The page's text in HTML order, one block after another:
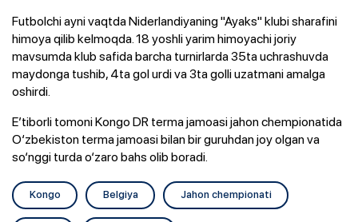
Futbolchi ayni vaqtda Niderlandiyaning "Ayaks" klubi sharafini
himoya qilib kelmoqda. 18 yoshli yarim himoyachi joriy
mavsumda klub safida barcha turnirlarda 35ta uchrashuvda
maydonga tushib, 4ta gol urdi va 3ta golli uzatmani amalga
oshirdi.
E’tiborli tomoni Kongo DR terma jamoasi jahon chempionatida
O‘zbekiston terma jamoasi bilan bir guruhdan joy olgan va
so‘nggi turda o‘zaro bahs olib boradi.
Kongo Belgiya Jahon chempionati